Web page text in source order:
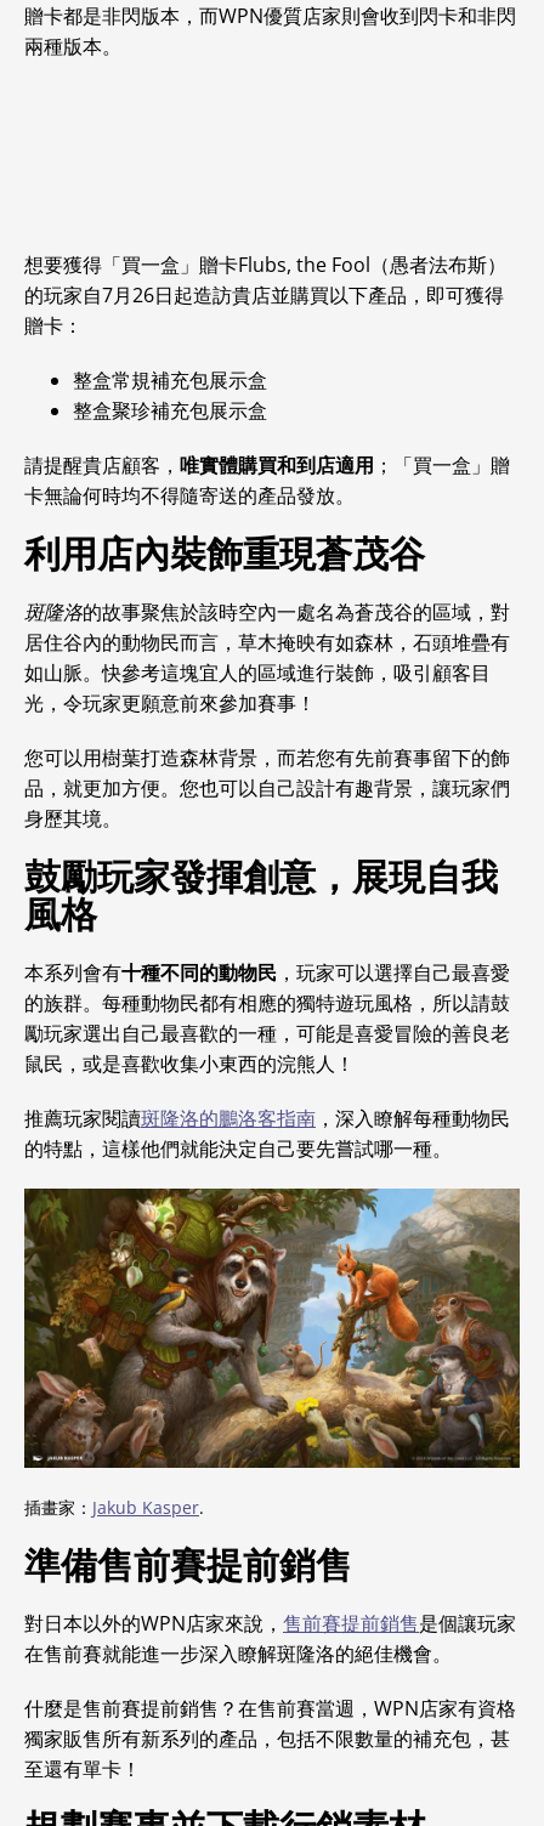
贈卡都是非閃版本，而WPN優質店家則會收到閃卡和非閃
兩種版本。
想要獲得「買一盒」贈卡Flubs, the Fool（愚者法布斯）
的玩家自7月26日起造訪貴店並購買以下產品，即可獲得
贈卡：
整盒常規補充包展示盒
整盒聚珍補充包展示盒
請提醒貴店顧客， 唯實體購買和到店適用 ；「買一盒」贈
卡無論何時均不得隨寄送的產品發放。
利用店內裝飾重現蒼茂谷
斑隆洛的故事聚焦於該時空內一處名為蒼茂谷的區域，對
居住谷內的動物民而言，草木掩映有如森林，石頭堆疊有
如山脈。快參考這塊宜人的區域進行裝飾，吸引顧客目
光，令玩家更願意前來參加賽事！
您可以用樹葉打造森林背景，而若您有先前賽事留下的飾
品，就更加方便。您也可以自己設計有趣背景，讓玩家們
身歷其境。
鼓勵玩家發揮創意，展現自我
風格
本系列會有十種不同的動物民 ，玩家可以選擇自己最喜愛
的族群。每種動物民都有相應的獨特遊玩風格，所以請鼓
勵玩家選出自己最喜歡的一種，可能是喜愛冒險的善良老
鼠民，或是喜歡收集小東西的浣熊人！
推薦玩家閱讀斑隆洛的鵬洛客指南 ，深入瞭解每種動物民
的特點，這樣他們就能決定自己要先嘗試哪一種。
插畫家： Jakub Kasper.
準備售前賽提前銷售
對日本以外的WPN店家來說， 售前賽提前銷售是個讓玩家
在售前賽就能進一步深入瞭解斑隆洛的絕佳機會。
什麼是售前賽提前銷售？在售前賽當週，WPN店家有資格
獨家販售所有新系列的產品，包括不限數量的補充包，甚
至還有單卡！